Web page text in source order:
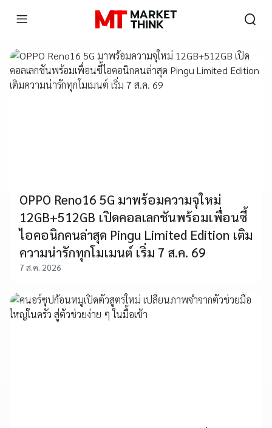
OPPO Reno16 5G มาพร้อมความจุใหม่
12GB+512GB เปิดคอลเลกชันพร้อมเพื่อนซี้
ไอคอนิกคนล่าสุด Pingu Limited Edition เติม
ความน่ารักทุกโมเมนต์ เริ่ม 7 ส.ค. 69
7 ส.ค. 2026